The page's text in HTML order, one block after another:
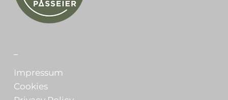
Impressum
Cookies